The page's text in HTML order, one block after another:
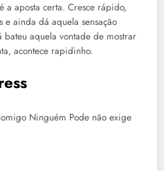
a aposta certa. Cresce rápido,
e ainda dá aquela sensação
bateu aquela vontade de mostrar
acontece rapidinho.
Ninguém Pode não exige